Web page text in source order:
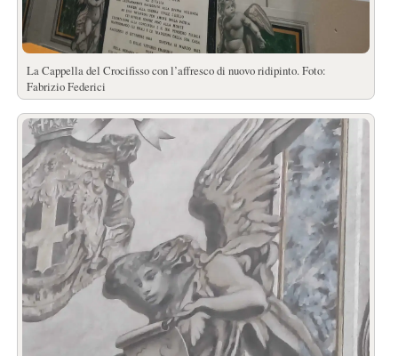
La Cappella del Crocifisso con l’affresco di nuovo ridipinto. Foto:
Fabrizio Federici